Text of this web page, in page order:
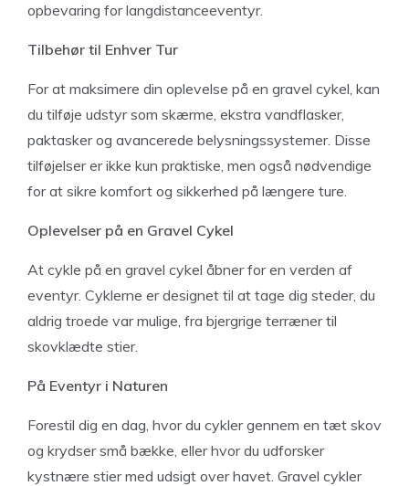
opbevaring for langdistanceeventyr.
Tilbehør til Enhver Tur
For at maksimere din oplevelse på en gravel cykel, kan
du tilføje udstyr som skærme, ekstra vandflasker,
paktasker og avancerede belysningssystemer. Disse
tilføjelser er ikke kun praktiske, men også nødvendige
for at sikre komfort og sikkerhed på længere ture.
Oplevelser på en Gravel Cykel
At cykle på en gravel cykel åbner for en verden af
eventyr. Cyklerne er designet til at tage dig steder, du
aldrig troede var mulige, fra bjergrige terræner til
skovklædte stier.
På Eventyr i Naturen
Forestil dig en dag, hvor du cykler gennem en tæt skov
og krydser små bække, eller hvor du udforsker
kystnære stier med udsigt over havet. Gravel cykler